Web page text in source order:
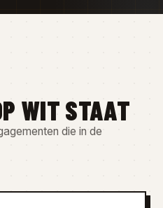
WIT STAAT
die in de